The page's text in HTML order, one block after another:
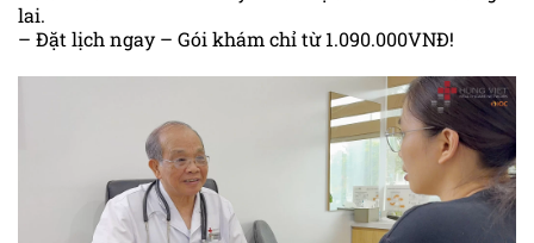
lai.
– Đặt lịch ngay – Gói khám chỉ từ 1.090.000VNĐ!